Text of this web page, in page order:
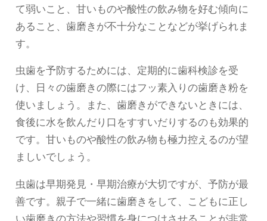
て弱いこと、甘いものや酸性の飲み物を好む傾向に
あること、歯磨きが不十分なことなどが挙げられま
す。
虫歯を予防するためには、定期的に歯科検診を受
け、日々の歯磨きの際にはフッ素入りの歯磨き粉を
使いましょう。また、歯磨きができないときには、
食後に水を飲んだり口をすすいだりするのも効果的
です。甘いものや酸性の飲み物も極力控えるのが望
ましいでしょう。
虫歯は早期発見・早期治療が大切ですが、予防が最
善です。親子で一緒に歯磨きをして、こどもに正し
い歯磨きの方法や習慣を身につけさせることが非常